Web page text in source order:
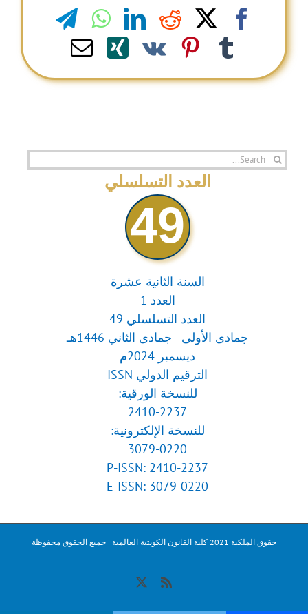
Facebook
X
Reddit
LinkedIn
Tumblr
Pinterest
Vk
Xing
Email
Search
العدد التسلسلي
49
السنة الثانية عشرة
العدد 1
العدد التسلسلي 49
جمادى الأولى - جمادى الثاني 1446هـ
ديسمبر 2024م
الترقيم الدولي ISSN
للنسخة الورقية:
2410-2237
للنسخة الإلكترونية:
3079-0220
P-ISSN: 2410-2237
E-ISSN: 3079-0220
حقوق الملكية 2021 كلية القانون الكويتية العالمية | جميع الحقوق محفوظة
Rss
X